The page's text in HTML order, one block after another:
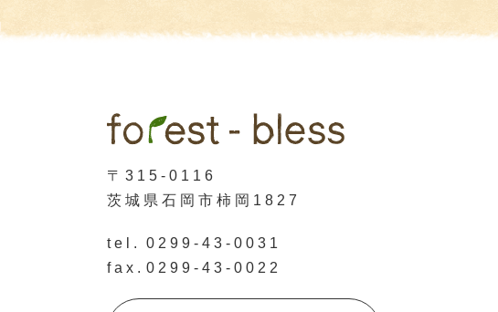
〒315-0116
茨城県石岡市柿岡1827
tel.
0299-43-0031
fax. 0299-43-0022